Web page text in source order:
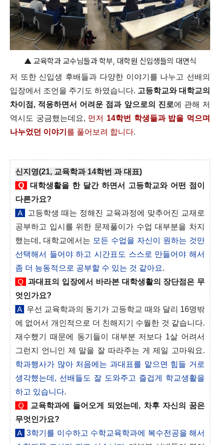
▲ 교육학과 교수님들과 학부, 대학원 신입생들의 대면식
저 또한 신입생 후배들과 다양한 이야기를 나누고 선배의
입장에서 조언을 주기도 하였습니다. 고등학교와 대학교의
차이점, 적응하면서 어려운 점과 앞으로의 진로에 관해 저
역시도 궁금했는데요, 먼저 14학번 학생들과 밥을 먹으며
나누었던 이야기 를 풀어보려 합니다.
신지영(21, 교육학과 14학번 과 대표)
Q
대학생활을 한 달간 하면서 고등학교와 어떤 점이
다른가요?
A
고등학생 때는 정해진 교육과정에 맞추어진 교재로
공부하고 입시를 위한 문제풀이가 수업 대부분을 차지
했는데, 대학교에서는 모든 수업을 자신이 원하는 것만
선택해서 들어야 하고 시간표도 스스로 만들어야 해서
좀 더 능동적으로 공부할 수 있는 것 같아요.
Q
과대표의 입장에서 바라본 대학생활의 장단점은 무
엇인가요?
A 우선 교육학과의 동기가 고등학교 때와 달리 16명밖
에 없어서 개인적으로 더 친해지기 수월한 것 같습니다.
재수했기 때문에 동기들이 대부분 저보다 1살 어려서
그런지 언니인 제 말을 잘 따라주는 게 제일 고마워요.
학과행사가 많아 처음에는 과대표를 맡으면 힘들 거로
생각했는데, 선배들도 잘 도와주고 즐겁게 학교생활을
하고 있습니다.
Q
교육학과에 들어오게 되었는데, 차후 자신의 꿈은
무엇인가요?
A 3학기를 이수하고 수학교육학과에 복수전공을 해서